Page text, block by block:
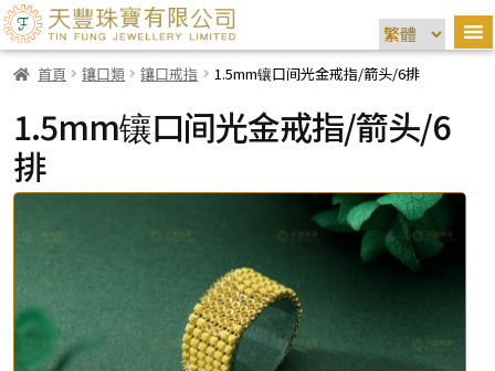
首頁 鑲口類 鑲口戒指 1.5mm镶口间光金戒指/箭头/6排
1.5mm镶口间光金戒指/箭头/6
排